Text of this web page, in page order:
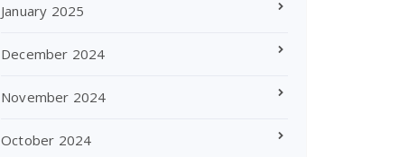
January 2025
December 2024
November 2024
October 2024